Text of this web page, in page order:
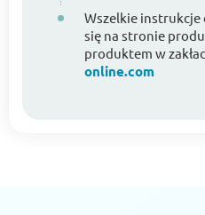
Wszelkie instrukcje
się na stronie
produktem w
online.com